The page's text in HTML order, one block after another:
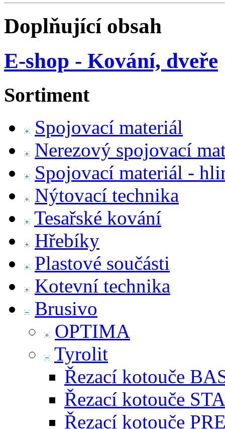
Doplňující obsah
E-shop - Kování, dveře
Sortiment
Spojovací materiál
Nerezový spojovací
Spojovací materiál -
Nýtovací technika
Tesařské kování
Hřebíky
Plastové součásti
Kotevní technika
Brusivo
OPTIMA
Tyrolit
Řezací kotouče
Řezací kotouče
Řezací kotouče